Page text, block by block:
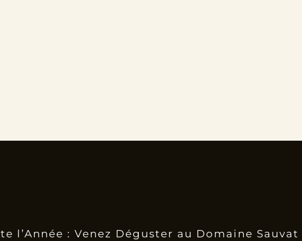
l’Année : Venez Déguster au Domaine Sauvat